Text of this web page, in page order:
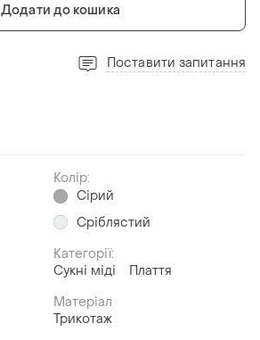
Додати до кошика
Поставити запитання
Колір:
Сірий
Сріблястий
Категорії:
Сукні міді
Плаття
Матеріал
Трикотаж